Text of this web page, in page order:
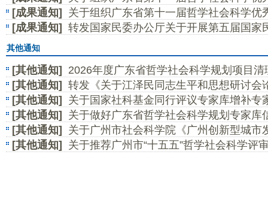
知[成果通知]
关于组织广东省第十一届哲学社会科学优
[成果通知]
转发国家民委办公厅关于开展第五届国家
果奖（民族研究学术论文、论著类）评选工作的通知
其他通知
[其他通知]
2026年度广东省哲学社会科学规划项目清
[其他通知]
转发《关于江泽民同志生平和思想研讨会
[其他通知]
关于国家社科基金同行评议专家库增补专
[其他通知]
关于做好广东省哲学社会科学规划专家库
荐工作的通知
[其他通知]
关于广州市社会科学院《广州创新型城市
稿的通知
[其他通知]
关于推荐广州市“十五五”哲学社会科学评